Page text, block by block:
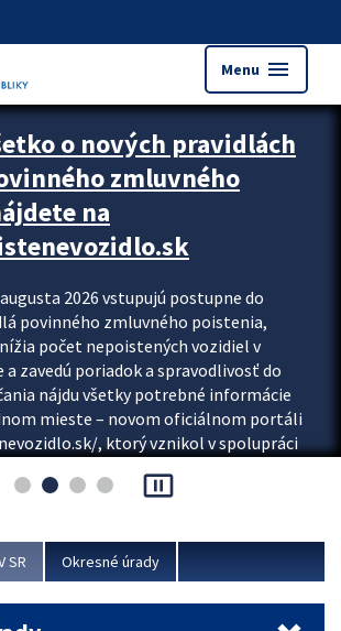
Menu menu
upútavok
o nových pravidlách
zmluvného
na
2026 vstupujú postupne do
povinného zmluvného poistenia,
počet nepoistených vozidiel v
zavedú poriadok a spravodlivosť do
nájdu všetky potrebné informácie
mieste – novom oficiálnom portáli
, ktorý vznikol v spolupráci
(SLASPO) a Ministerstva vnútra SR.
pause_presentation
SR Okresné úrady